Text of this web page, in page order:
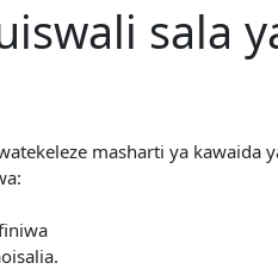
sala
masharti ya kawaida